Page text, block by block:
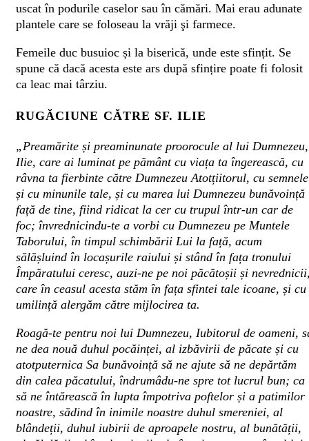
uscat în podurile caselor sau în cămări. Mai erau adunate
plantele care se foloseau la vrăji şi farmece.
Femeile duc busuioc și la biserică, unde este sfințit. Se
spune că dacă acesta este ars după sfințire poate fi folosit
ca leac mai târziu.
RUGĂCIUNE CĂTRE SF. ILIE
„Preamărite și preaminunate proorocule al lui Dumnezeu,
Ilie, care ai luminat pe pământ cu viața ta îngerească, cu
râvna ta fierbinte către Dumnezeu Atotțiitorul, cu semnele
și cu minunile tale, și cu marea lui Dumnezeu bunăvoință
față de tine, fiind ridicat la cer cu trupul într-un car de
foc; învrednicindu-te a vorbi cu Dumnezeu pe Muntele
Taborului, în timpul schimbării Lui la față, acum
sălășluind în locașurile raiului și stând în fața tronului
Împăratului ceresc, auzi-ne pe noi păcătoșii și
care în ceasul acesta stăm în fața sfintei tale icoane, și cu
umilință alergăm către mijlocirea ta.
Roagă-te pentru noi lui Dumnezeu, Iubitorul de oameni,
ne dea nouă duhul pocăinței, al izbăvirii de păcate și cu
atotputernica Sa bunăvoință să ne ajute să ne depărtăm
din calea păcatului, îndrumâdu-ne spre tot lucrul bun; ca
să ne întărească în lupta împotriva poftelor și a patimilor
noastre, sădind în inimile noastre duhul smereniei, al
blândeții, duhul iubirii de aproapele nostru, al bunătății,